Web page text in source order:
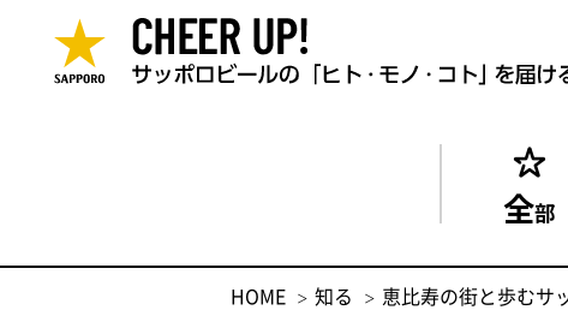
全部
HOME 知る
恵比寿の街と歩む